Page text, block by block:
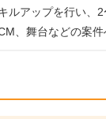
アップを行い、2
、舞台などの案件